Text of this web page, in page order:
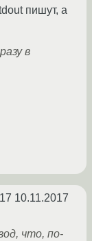
пишут, а
в
10.11.2017
что, по-